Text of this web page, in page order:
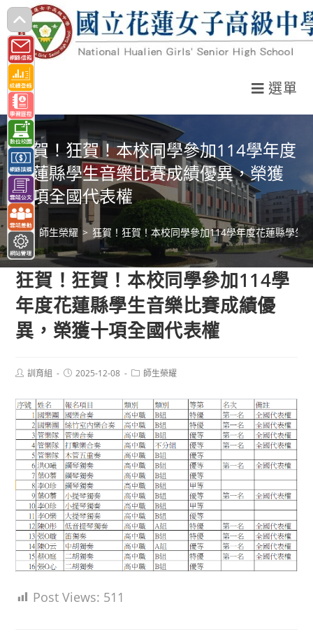
跳
轉
至
主
要
內
容
選單
狂賀！狂賀！本校同學參加114學年度
花蓮縣學生音樂比賽成績優異，榮獲
十項全國代表權
> 師生榮耀 > 狂賀！狂賀！本校同學參加114學年度花蓮縣學生
狂賀！狂賀！本校同學參加114學
年度花蓮縣學生音樂比賽成績優
異，榮獲十項全國代表權
Post訓育組
Post2025-12-08
Post師生榮耀
Post Views: 511